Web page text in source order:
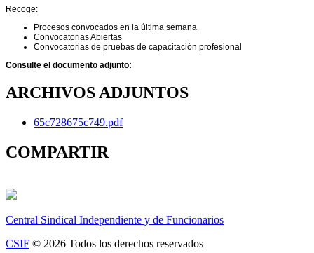
Recoge:
Procesos convocados en la última semana
Convocatorias Abiertas
Convocatorias de pruebas de capacitación profesional
Consulte el documento adjunto:
ARCHIVOS ADJUNTOS
65c728675c749.pdf
COMPARTIR
Central Sindical Independiente y de Funcionarios
CSIF © 2026 Todos los derechos reservados